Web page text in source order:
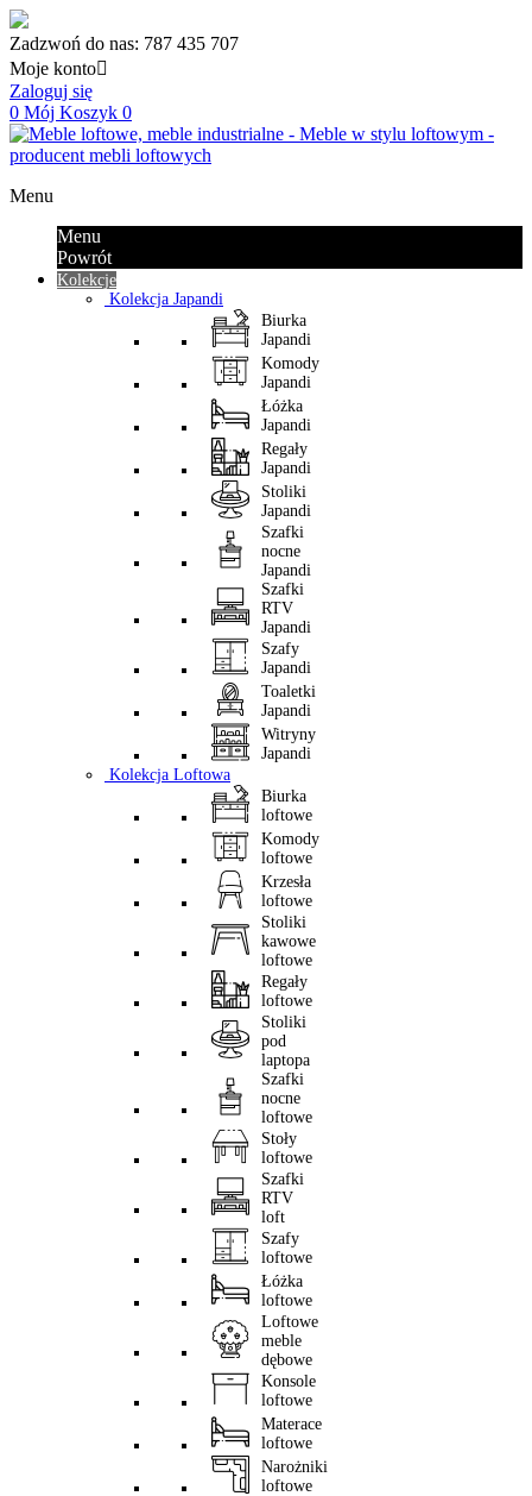
Zadzwoń do nas: 787 435 707
Moje konto
Zaloguj się
0 Mój Koszyk 0
Menu
Menu
Powrót
Kolekcje
Kolekcja Japandi
Biurka
Japandi
Komody
Japandi
Łóżka
Japandi
Regały
Japandi
Stoliki
Japandi
Szafki
nocne
Japandi
Szafki
RTV
Japandi
Szafy
Japandi
Toaletki
Japandi
Witryny
Japandi
Kolekcja Loftowa
Biurka
loftowe
Komody
loftowe
Krzesła
loftowe
Stoliki
kawowe
loftowe
Regały
loftowe
Stoliki
pod
laptopa
Szafki
nocne
loftowe
Stoły
loftowe
Szafki
RTV
loft
Szafy
loftowe
Łóżka
loftowe
Loftowe
meble
dębowe
Konsole
loftowe
Materace
loftowe
Narożniki
loftowe